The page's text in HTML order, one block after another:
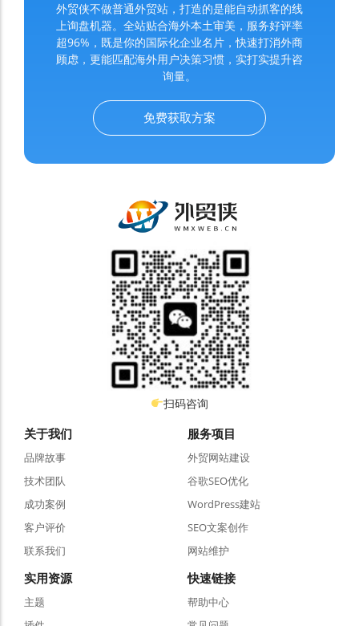
外贸侠不做普通外贸站，打造的是能自动抓客的线
上询盘机器。全站贴合海外本土审美，服务好评率
超96%，既是你的国际化企业名片，快速打消外商
顾虑，更能匹配海外用户决策习惯，实打实提升咨
询量。
免费获取方案
扫码咨询
关于我们
品牌故事
技术团队
成功案例
客户评价
联系我们
服务项目
外贸网站建设
谷歌SEO优化
WordPress建站
SEO文案创作
网站维护
实用资源
主题
快速链接
帮助中心